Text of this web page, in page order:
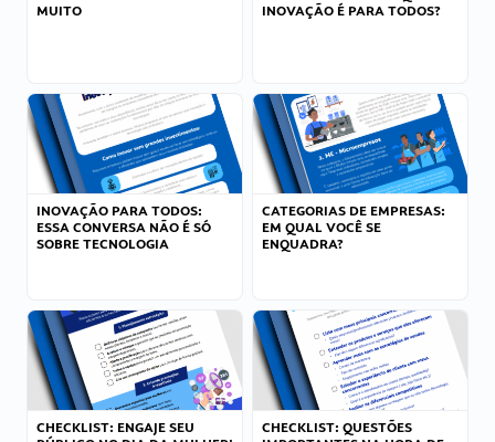
MUITO
INOVAÇÃO É PARA TODOS?
INOVAÇÃO PARA TODOS:
ESSA CONVERSA NÃO É SÓ
SOBRE TECNOLOGIA
CATEGORIAS DE EMPRESAS:
EM QUAL VOCÊ SE
ENQUADRA?
CHECKLIST: ENGAJE SEU
CHECKLIST: QUESTÕES